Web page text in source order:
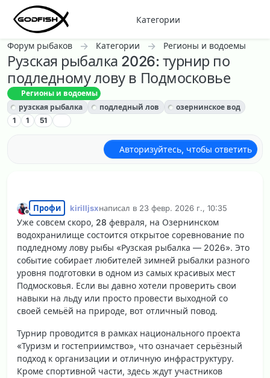
Перейти к содержанию
Категории
Форум рыбаков Категории Регионы и водоемы
Рузская рыбалка 2026: турнир по
подледному лову в Подмосковье
Регионы и водоемы
рузская рыбалка
подледный лов
озернинское вод
1
1 51
Авторизуйтесь, чтобы ответить
Не в сети
Профи kirilljsxнаписал в 23 февр. 2026 г., 10:35
отредактировано
Уже совсем скоро, 28 февраля, на Озернинском
водохранилище состоится открытое соревнование по
подледному лову рыбы «Рузская рыбалка — 2026». Это
событие собирает любителей зимней рыбалки разного
уровня подготовки в одном из самых красивых мест
Подмосковья. Если вы давно хотели проверить свои
навыки на льду или просто провести выходной со
своей семьёй на природе, вот отличный повод.
Турнир проводится в рамках национального проекта
«Туризм и гостеприимство», что означает серьёзный
подход к организации и отличную инфраструктуру.
Кроме спортивной части, здесь ждут участников